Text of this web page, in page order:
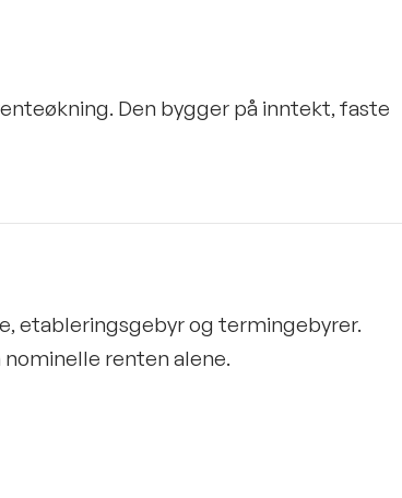
Den bygger på inntekt, faste
etableringsgebyr og termingebyrer.
renten alene.